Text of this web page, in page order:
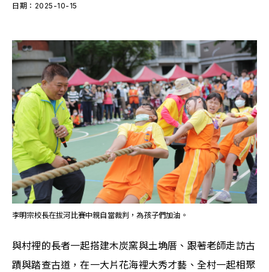
日期： 2025-10-15
李明宗校長在拔河比賽中親自當裁判，為孩子們加油。
與村裡的長者一起搭建木炭窯與土埆厝、跟著老師走訪古
蹟與踏查古道，在一大片花海裡大秀才藝、全村一起相聚